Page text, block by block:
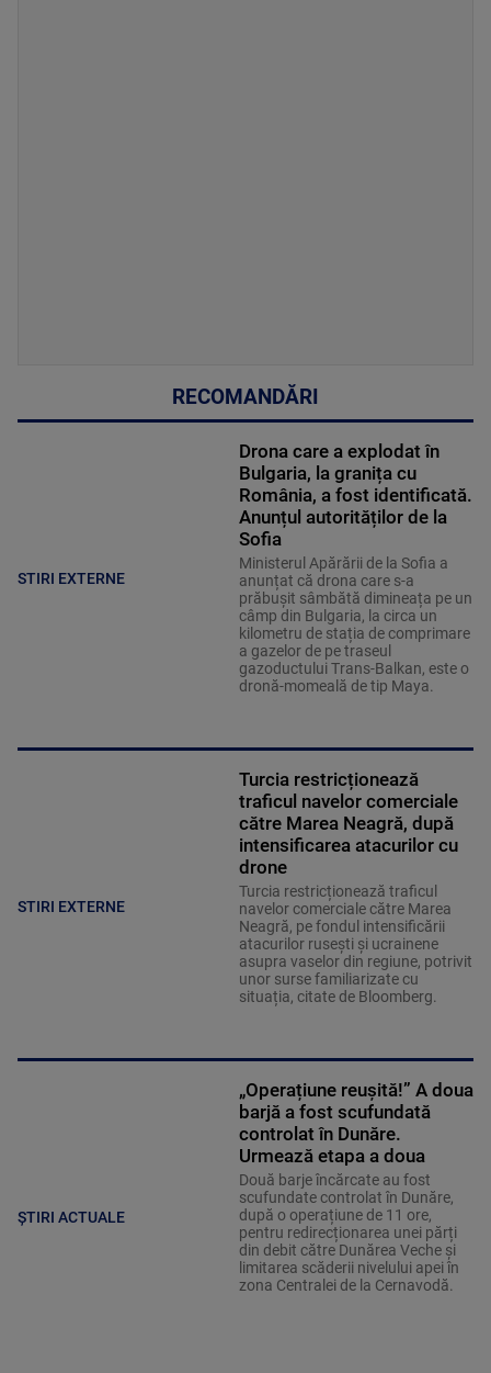
RECOMANDĂRI
STIRI EXTERNE
Drona care a explodat în
Bulgaria, la granița cu
România, a fost identificată.
Anunțul autorităților de la
Sofia
Ministerul Apărării de la Sofia a
anunțat că drona care s-a
prăbușit sâmbătă dimineața pe un
câmp din Bulgaria, la circa un
kilometru de stația de comprimare
a gazelor de pe traseul
gazoductului Trans-Balkan, este o
dronă-momeală de tip Maya.
STIRI EXTERNE
Turcia restricționează
traficul navelor comerciale
către Marea Neagră, după
intensificarea atacurilor cu
drone
Turcia restricționează traficul
navelor comerciale către Marea
Neagră, pe fondul intensificării
atacurilor rusești și ucrainene
asupra vaselor din regiune, potrivit
unor surse familiarizate cu
situația, citate de Bloomberg.
ȘTIRI ACTUALE
„Operațiune reușită!” A doua
barjă a fost scufundată
controlat în Dunăre.
Urmează etapa a doua
Două barje încărcate au fost
scufundate controlat în Dunăre,
după o operațiune de 11 ore,
pentru redirecționarea unei părți
din debit către Dunărea Veche și
limitarea scăderii nivelului apei în
zona Centralei de la Cernavodă.